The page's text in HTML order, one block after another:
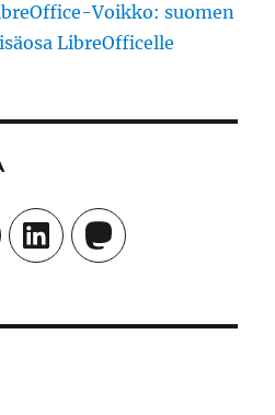
Voikko: suomen
LibreOfficelle
LinkedInMastodon